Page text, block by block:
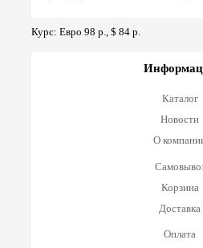
Курс: Евро 98 р., $ 84 р.
Каталог
Новости
О
Корзина
Доставка
Оплата